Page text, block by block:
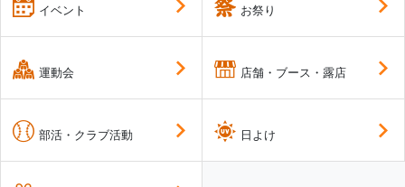
イベント
運動会
部活・クラブ活動
お祭り
店舗・ブース・露店
日よけ